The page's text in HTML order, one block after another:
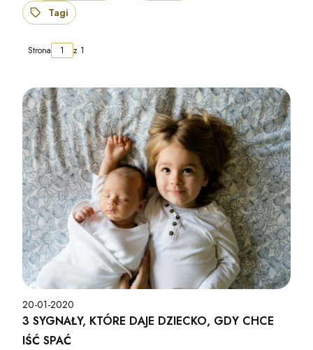
Tagi
Strona z 1
20-01-2020
3 SYGNAŁY, KTÓRE DAJE DZIECKO, GDY CHCE
IŚĆ SPAĆ